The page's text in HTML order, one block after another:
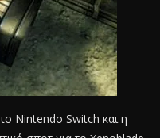
Nintendo Switch και η